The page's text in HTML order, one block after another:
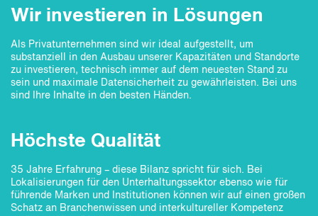
Wir investieren in Lösungen
Als Privatunternehmen sind wir ideal aufgestellt, um
substanziell in den Ausbau unserer Kapazitäten und Standorte
zu investieren, technisch immer auf dem neuesten Stand zu
sein und maximale Datensicherheit zu gewährleisten. Bei uns
sind Ihre Inhalte in den besten Händen.
Höchste Qualität
35 Jahre Erfahrung – diese Bilanz spricht für sich. Bei
Lokalisierungen für den Unterhaltungssektor ebenso wie für
führende Marken und Institutionen können wir auf einen großen
Schatz an Branchenwissen und interkultureller Kompetenz